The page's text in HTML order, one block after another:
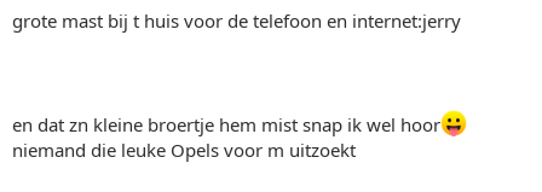
grote mast bij t huis voor de telefoon en internet:jerry
en dat zn kleine broertje hem mist snap ik wel hoor
niemand die leuke Opels voor m uitzoekt